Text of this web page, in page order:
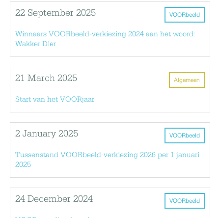
VOORbeeld
22 September 2025
Winnaars VOORbeeld-verkiezing 2024 aan het woord:
Wakker Dier
Algemeen
21 March 2025
Start van het VOORjaar
VOORbeeld
2 January 2025
Tussenstand VOORbeeld-verkiezing 2026 per 1 januari
2025
VOORbeeld
24 December 2024